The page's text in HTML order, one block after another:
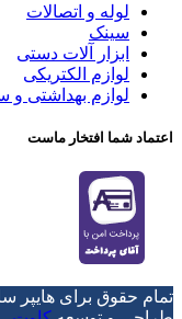
لوله و اتصالات
سینک
ابزار آلات دستی
لوازم الکتریکی
لوازم بهداشتی و
اعتماد شما افتخار ماست
تمام حقوق برای هایپر